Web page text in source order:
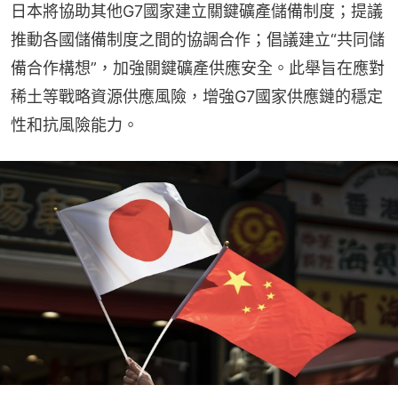
日本將協助其他G7國家建立關鍵礦產儲備制度；提議
推動各國儲備制度之間的協調合作；倡議建立“共同儲
備合作構想”，加強關鍵礦產供應安全。此舉旨在應對
稀土等戰略資源供應風險，增強G7國家供應鏈的穩定
性和抗風險能力。